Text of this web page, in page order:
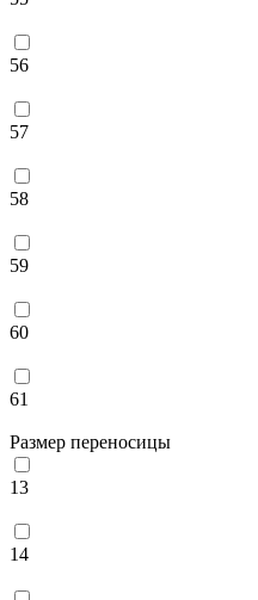
56
57
58
59
60
61
Размер переносицы
13
14